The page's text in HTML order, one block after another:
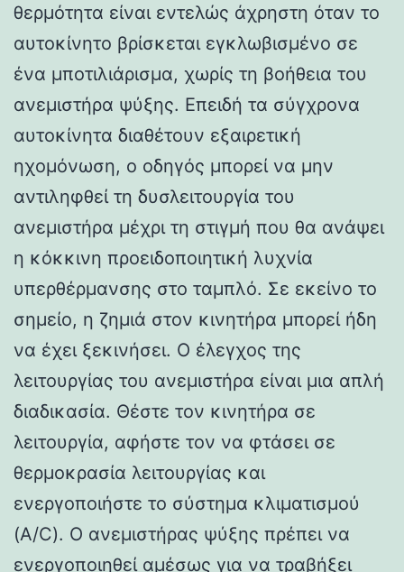
θερμότητα είναι εντελώς άχρηστη όταν το
αυτοκίνητο βρίσκεται εγκλωβισμένο σε
ένα μποτιλιάρισμα, χωρίς τη βοήθεια του
ανεμιστήρα ψύξης. Επειδή τα σύγχρονα
αυτοκίνητα διαθέτουν εξαιρετική
ηχομόνωση, ο οδηγός μπορεί να μην
αντιληφθεί τη δυσλειτουργία του
ανεμιστήρα μέχρι τη στιγμή που θα ανάψει
η κόκκινη προειδοποιητική λυχνία
υπερθέρμανσης στο ταμπλό. Σε εκείνο το
σημείο, η ζημιά στον κινητήρα μπορεί ήδη
να έχει ξεκινήσει. Ο έλεγχος της
λειτουργίας του ανεμιστήρα είναι μια απλή
διαδικασία. Θέστε τον κινητήρα σε
λειτουργία, αφήστε τον να φτάσει σε
θερμοκρασία λειτουργίας και
ενεργοποιήστε το σύστημα κλιματισμού
(A/C). Ο ανεμιστήρας ψύξης πρέπει να
ενεργοποιηθεί αμέσως για να τραβήξει